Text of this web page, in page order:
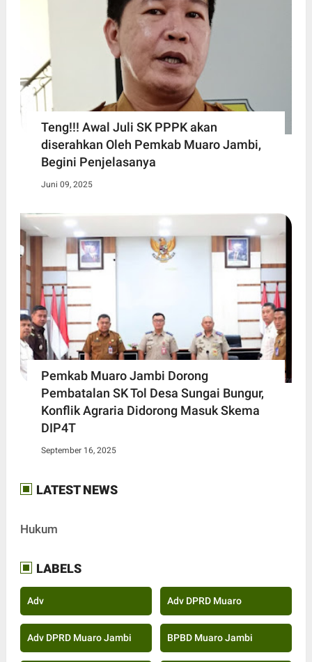
Teng!!! Awal Juli SK PPPK akan
diserahkan Oleh Pemkab Muaro Jambi,
Begini Penjelasanya
Juni 09, 2025
Pemkab Muaro Jambi Dorong
Pembatalan SK Tol Desa Sungai Bungur,
Konflik Agraria Didorong Masuk Skema
DIP4T
September 16, 2025
LATEST NEWS
Hukum
LABELS
Adv Adv DPRD Muaro
Adv DPRD Muaro Jambi BPBD Muaro Jambi